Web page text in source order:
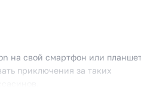
на свой смартфон или
приключения за таких